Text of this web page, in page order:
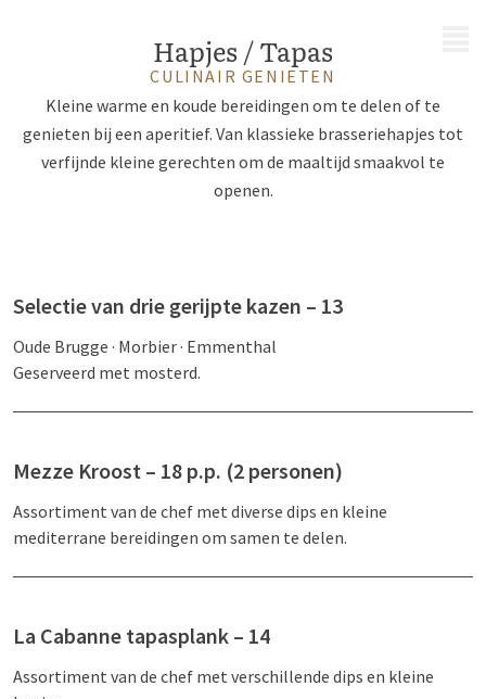
Hapjes / Tapas
CULINAIR GENIETEN
Kleine warme en koude bereidingen om te delen of te
genieten bij een aperitief. Van klassieke brasseriehapjes tot
verfijnde kleine gerechten om de maaltijd smaakvol te
openen.
Selectie van drie gerijpte kazen – 13
Oude Brugge · Morbier · Emmenthal
Geserveerd met mosterd.
Mezze Kroost – 18 p.p. (2 personen)
Assortiment van de chef met diverse dips en kleine
mediterrane bereidingen om samen te delen.
La Cabanne tapasplank – 14
Assortiment van de chef met verschillende dips en kleine